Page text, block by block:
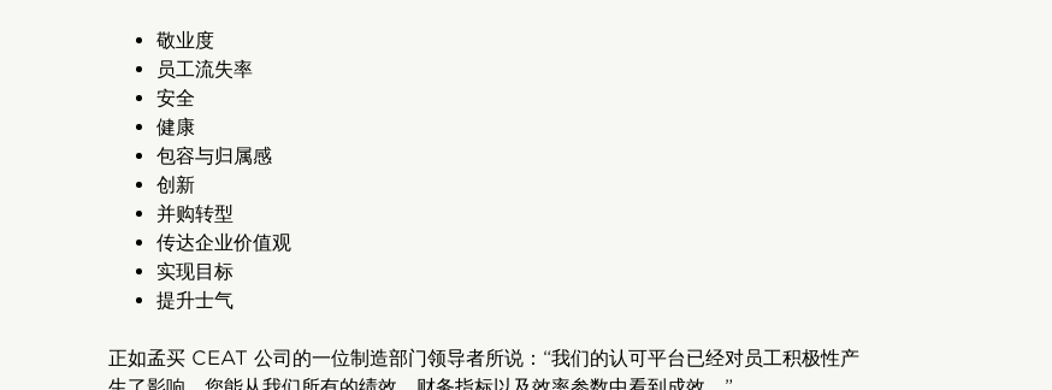
敬业度
员工流失率
安全
健康
包容与归属感
创新
并购转型
传达企业价值观
实现目标
提升士气
正如孟买 CEAT 公司的一位制造部门领导者所说：“我们的认可平台已经对员工积极性产